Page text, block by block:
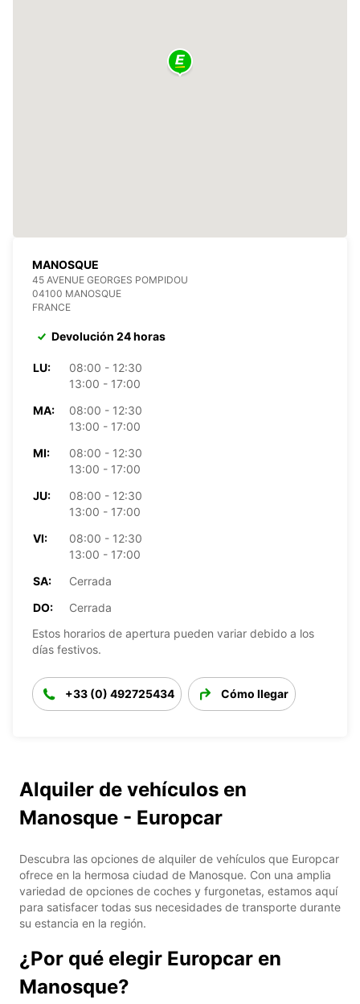
MANOSQUE
45 AVENUE GEORGES POMPIDOU
04100 MANOSQUE
FRANCE
Devolución 24 horas
LU:
08:00 - 12:30
13:00 - 17:00
MA:
08:00 - 12:30
13:00 - 17:00
MI:
08:00 - 12:30
13:00 - 17:00
JU:
08:00 - 12:30
13:00 - 17:00
VI:
08:00 - 12:30
13:00 - 17:00
SA:
Cerrada
DO:
Cerrada
Estos horarios de apertura pueden variar debido a los
días festivos.
+33 (0) 492725434 Cómo llegar
Alquiler de vehículos en
Manosque - Europcar
Descubra las opciones de alquiler de vehículos que Europcar
ofrece en la hermosa ciudad de Manosque. Con una amplia
variedad de opciones de coches y furgonetas, estamos aquí
para satisfacer todas sus necesidades de transporte durante
su estancia en la región.
¿Por qué elegir Europcar en
Manosque?